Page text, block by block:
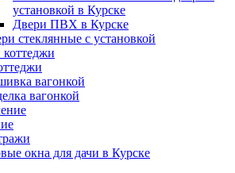
установкой в Курске
Двери ПВХ в Курске
стеклянные с установкой
вагонкой
вагонкой
окна для дачи в Курске